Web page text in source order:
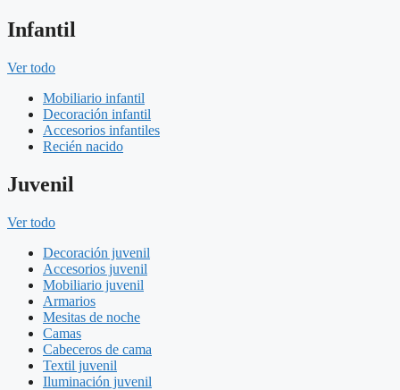
Infantil
Ver todo
Mobiliario infantil
Decoración infantil
Accesorios infantiles
Recién nacido
Juvenil
Ver todo
Decoración juvenil
Accesorios juvenil
Mobiliario juvenil
Armarios
Mesitas de noche
Camas
Cabeceros de cama
Textil juvenil
Iluminación juvenil